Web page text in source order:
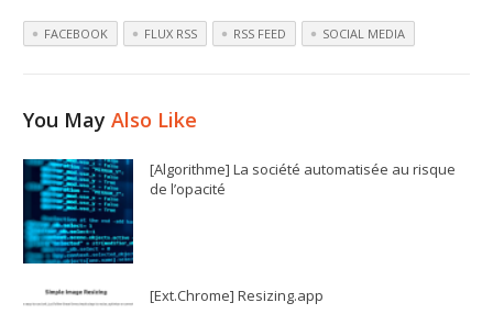
FACEBOOK FLUX RSS RSS FEED SOCIAL MEDIA
You MayAlso Like
[Algorithme] La société automatisée au risque
de l’opacité
[Ext.Chrome] Resizing.app